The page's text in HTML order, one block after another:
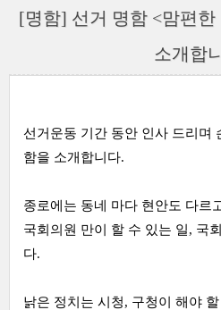
[명함] 선거 명함 <맘편
소개합
선거운동 기간 동안 인사 드리며
함을 소개합니다.
종로에는 동네 마다 현안도 다르
국회의원 만이 할 수 있는 일, 국
다.
낡은 정치는 시청, 구청이 해야